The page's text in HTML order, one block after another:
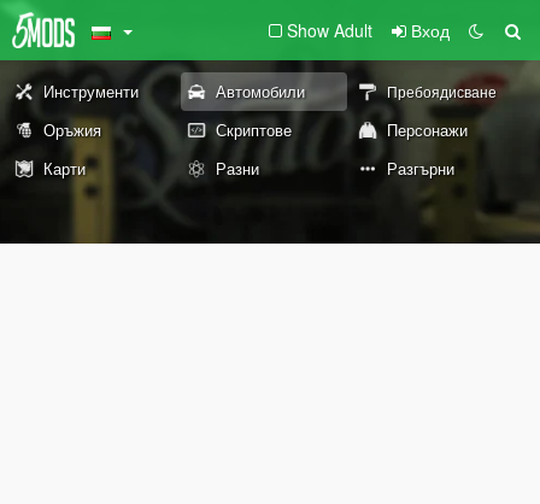
Show Adult Вход
Инструменти Автомобили Пребоядисване
Оръжия Скриптове
Персонажи
Карти
Разни Разгърни